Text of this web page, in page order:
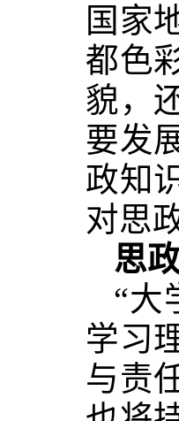
国家
都色
貌，
要发
政知
对思
思
“大
学习
与责